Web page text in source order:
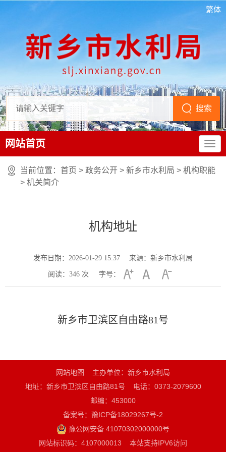
繁体
网站首页
当前位置： 首页 > 政务公开 > 新乡市水利局 > 机构职能
> 机关简介
机构地址
发布日期：2026-01-29 15:37 来源：新乡市水利局
阅读： 346 次 字号：
新乡市卫滨区自由路81号
网站地图
主办单位：新乡市水利局
地址：新乡市卫滨区自由路81号
电话：0373-2079600
邮编：453000
备案号：豫ICP备18029267号-2
豫公网安备 41070302000000号
网站标识码：4107000013
本站支持IPV6访问